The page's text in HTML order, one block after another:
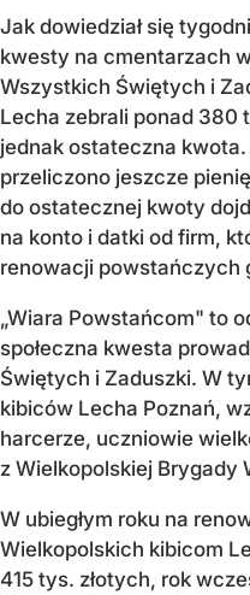
Jak dowiedział się
kwesty na cmentarzach
Wszystkich Świętych i
Lecha zebrali ponad 380
jednak ostateczna
przeliczono jeszcze
do ostatecznej kwoty
na konto i datki od firm,
renowacji powstańczych
„Wiara Powstańcom" to
społeczna kwesta
Świętych i Zaduszki. W
kibiców Lecha Poznań,
harcerze, uczniowie
z Wielkopolskiej Brygady
W ubiegłym roku na
Wielkopolskich kibicom
415 tys. złotych, rok